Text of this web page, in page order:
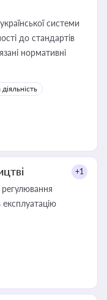
системи
до стандартів
нормативні
+1
експлуатацію